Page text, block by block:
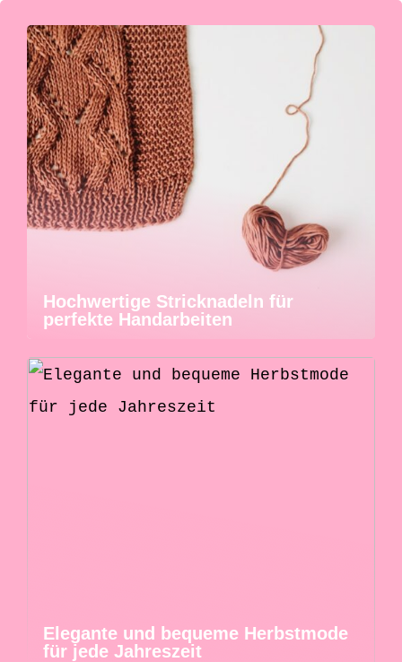
Hochwertige Stricknadeln für
perfekte Handarbeiten
Elegante und bequeme Herbstmode
für jede Jahreszeit